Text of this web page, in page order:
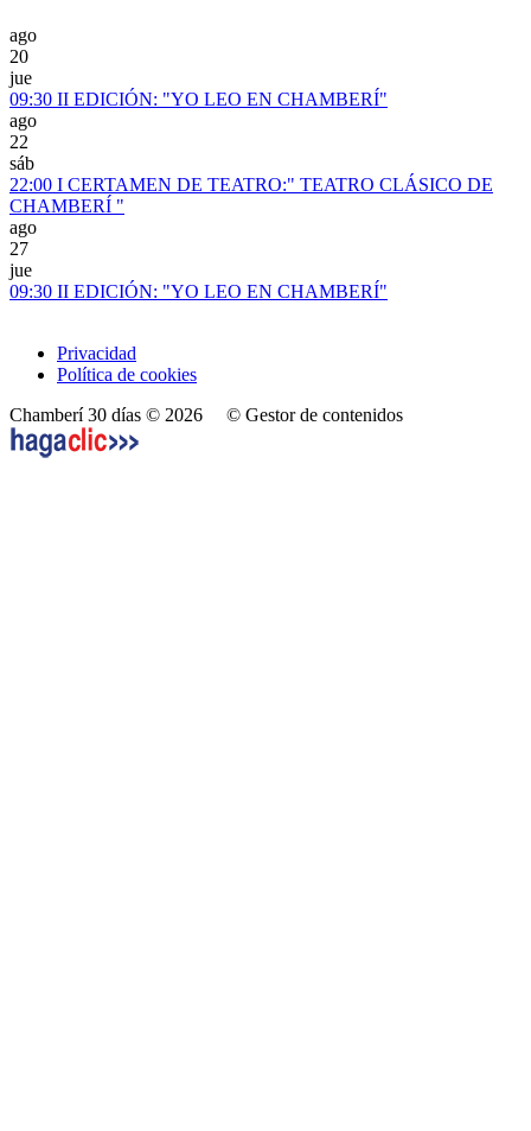
ago
20
jue
09:30 II EDICIÓN: "YO LEO EN CHAMBERÍ"
ago
22
sáb
22:00 I CERTAMEN DE TEATRO:" TEATRO CLÁSICO DE
CHAMBERÍ "
ago
27
jue
09:30 II EDICIÓN: "YO LEO EN CHAMBERÍ"
Privacidad
Política de cookies
Chamberí 30 días © 2026 © Gestor de contenidos